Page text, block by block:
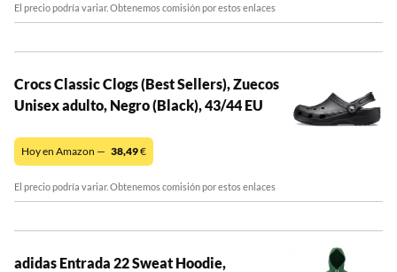
El precio podría variar. Obtenemos comisión por estos enlaces
Crocs Classic Clogs (Best Sellers), Zuecos
Unisex adulto, Negro (Black), 43/44 EU
Hoy en Amazon — 38,49€
El precio podría variar. Obtenemos comisión por estos enlaces
adidas Entrada 22 Sweat Hoodie,